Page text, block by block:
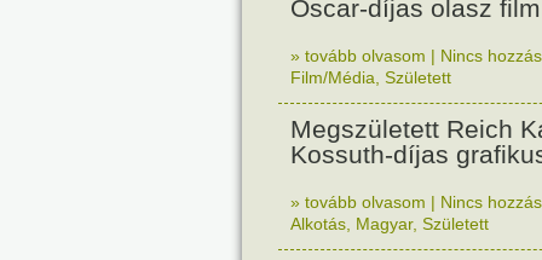
Oscar-díjas olasz
» tovább olvasom | Nincs
Film/Média Született
Megszületett Reich
Kossuth-díjas
» tovább olvasom | Nincs
Alkotás Magyar, Született